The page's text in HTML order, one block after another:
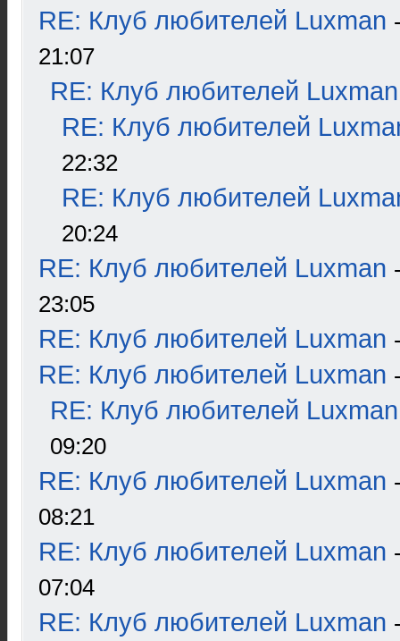
RE: Клуб любителей Luxman
21:07
RE: Клуб любителей Luxman
RE: Клуб любителей
22:32
RE: Клуб любителей
20:24
RE: Клуб любителей Luxman
23:05
RE: Клуб любителей Luxman
RE: Клуб любителей Luxman
RE: Клуб любителей Luxman
09:20
RE: Клуб любителей Luxman
08:21
RE: Клуб любителей Luxman
07:04
RE: Клуб любителей Luxman